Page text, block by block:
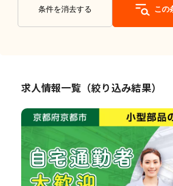
条件を消去する この
求人情報一覧（絞り込み結果）